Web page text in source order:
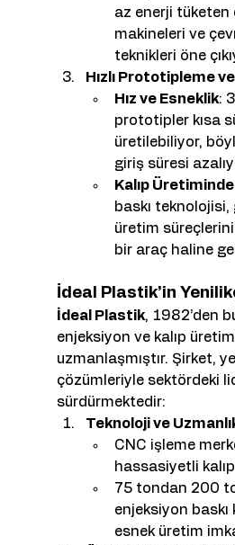
az enerji tüketen
makineleri ve
teknikleri öne
Hızlı Prototipleme
Hız ve Esneklik:
prototipler kısa
üretilebiliyor,
giriş süresi
Kalıp
baskı teknolojisi,
üretim süreçlerini
bir araç haline
İdeal Plastik’in
İdeal Plastik, 1982’den
enjeksiyon ve kalıp
uzmanlaşmıştır. Şirket,
çözümleriyle sektördeki
sürdürmektedir:
Teknoloji ve
CNC işleme
hassasiyetli
75 tondan 200
enjeksiyon
esnek üretim